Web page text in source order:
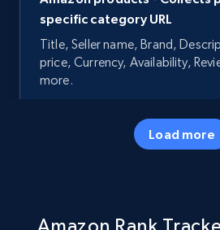
specific category URL
Title, Seller name, Brand,
price, Currency, Availability,
more.
5.7K+
specific keywords
Load more
Amazon Rank